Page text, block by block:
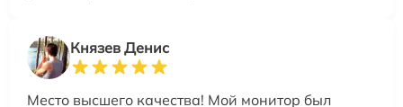
Князев Денис
Место высшего качества! Мой монитор был